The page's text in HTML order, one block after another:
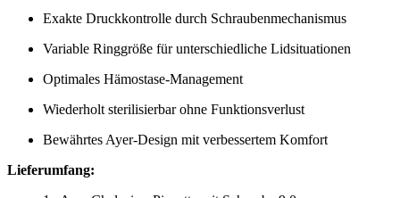
Exakte Druckkontrolle durch Schraubenmechanismus
Variable Ringgröße für unterschiedliche Lidsituationen
Optimales Hämostase-Management
Wiederholt sterilisierbar ohne Funktionsverlust
Bewährtes Ayer-Design mit verbessertem Komfort
Lieferumfang: